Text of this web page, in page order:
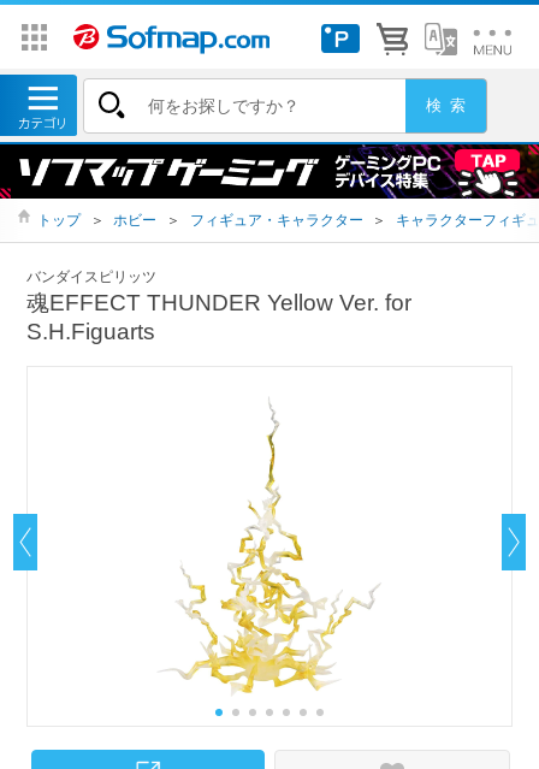
トップ ＞ ホビー ＞ フィギュア・キャラクター ＞ キャラクターフィギ
バンダイスピリッツ
魂EFFECT THUNDER Yellow Ver. for
S.H.Figuarts